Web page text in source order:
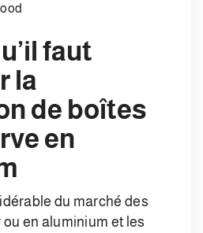
faut
la
de boîtes
en
du marché des
en aluminium et les